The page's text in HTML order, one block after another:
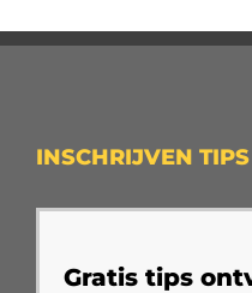
INSCHRIJVEN TIPS
Gratis tips